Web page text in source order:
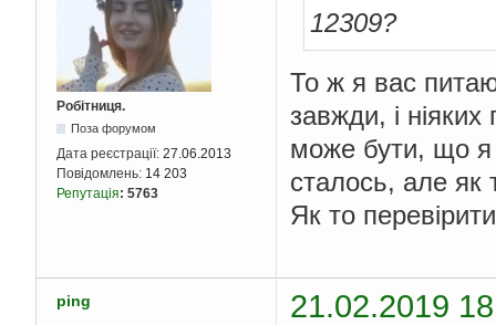
Робітниця.
Поза форумом
Дата реєстрації: 27.06.2013
Повідомлень: 14 203
Репутація: 5763
12309?
То ж я вас
завжди, і
може бути, що я
сталось, але як
Як то
ping 21.02.2019